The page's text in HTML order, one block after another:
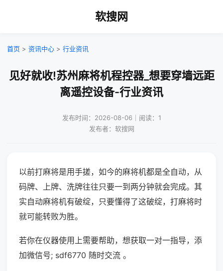
软搜网
首页 > 资讯中心 > 行业资讯
见好就收!苏州麻将机程控器_想要穿墙远距
离遥控设备-行业资讯
发布时间：2026-08-06｜阅读：1
发布者：软搜网
以前打麻将是用手搓，如今的麻将机都是全自动，从
码牌、上牌、洗牌往往只要一到两分钟就会完成。其
实自动麻将机有破绽，只要懂得了这破绽，打麻将时
就可能转败为胜。
若你在仪器使用上需要帮助，想获取一对一指导，添
加微信号; sdf6770 随时交流 。